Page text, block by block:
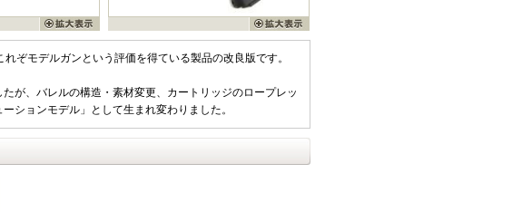
ぞモデルガンという評価を得ている製品の改良版です。
が、バレルの構造・素材変更、カートリッジのロープレッ
ションモデル」として生まれ変わりました。